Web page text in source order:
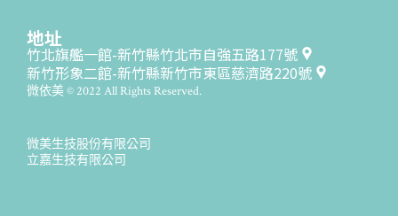
地址
竹北旗艦一館-新竹縣竹北市自強五路177號
新竹形象二館-新竹縣新竹市東區慈濟路220號
微依美 © 2022 All Rights Reserved.
微美生技股份有限公司
立嘉生技有限公司